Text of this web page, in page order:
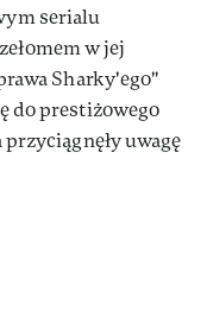
serialu
w jej
Sharky'ego"
do prestiżowego
uwagę